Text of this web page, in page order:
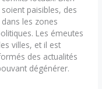
paisibles, des
les zones
Les émeutes
villes, et il est
des actualités
dégénérer.